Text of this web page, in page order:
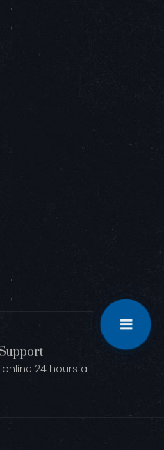
24 hours a